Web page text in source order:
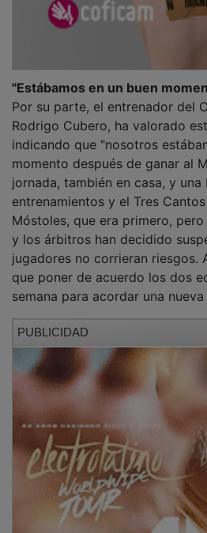
Ya ha abierto sus puertas
Artes Plásticas y Diseño
Manuel de Prada y su
idea ganadora del